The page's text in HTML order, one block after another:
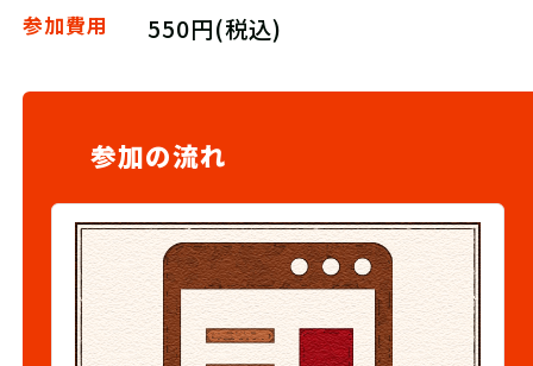
参加費用 550円(税込)
参加の流れ